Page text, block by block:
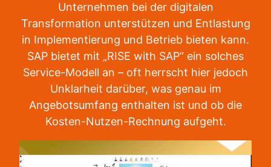
Unternehmen bei der digitalen
Transformation unterstützen und Entlastung
in Implementierung und Betrieb bieten kann.
SAP bietet mit „RISE with SAP“ ein solches
Service-Modell an – oft herrscht hier jedoch
Unklarheit darüber, was genau im
Angebotsumfang enthalten ist und ob die
Kosten-Nutzen-Rechnung aufgeht.